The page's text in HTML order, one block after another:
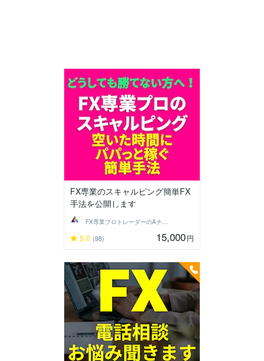
FX専業のスキャルピング簡単FX
手法を公開します
5.0 (98) 15,000円